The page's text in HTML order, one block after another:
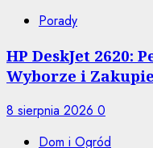
Porady
HP DeskJet 2620:
Wyborze i
8 sierpnia 2026 0
Dom i Ogród